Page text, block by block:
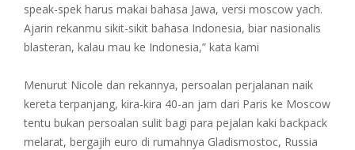
speak-spek harus makai bahasa Jawa, versi moscow yach.
Ajarin rekanmu sikit-sikit bahasa Indonesia, biar nasionalis
blasteran, kalau mau ke Indonesia,” kata kami
Menurut Nicole dan rekannya, persoalan perjalanan naik
kereta terpanjang, kira-kira 40-an jam dari Paris ke Moscow
tentu bukan persoalan sulit bagi para pejalan kaki backpack
melarat, bergajih euro di rumahnya Gladismostoc, Russia